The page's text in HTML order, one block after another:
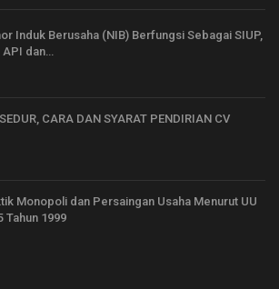
Induk Berusaha (NIB) Berfungsi Sebagai SIUP,
API dan…
CARA DAN SYARAT PENDIRIAN CV
Monopoli dan Persaingan Usaha Menurut UU
Tahun 1999